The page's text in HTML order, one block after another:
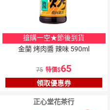
搶購一空★節後到貨
金蘭 烤肉醬 辣味 590ml
75 特價 65
領取優惠券
正心堂花茶行